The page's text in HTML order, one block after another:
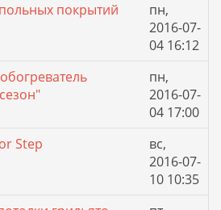
покрытий
пн,
2016-07-
04 16:12
пн,
2016-07-
04 17:00
Step
вс,
2016-07-
10 10:35